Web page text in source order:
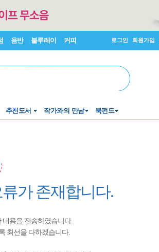
음반 블루레이 커피 로그인 회원가입
추천도서 작가와의 만남 북펀드
가 존재합니다.
용을 전송하였습니다.
최선을 다하겠습니다.